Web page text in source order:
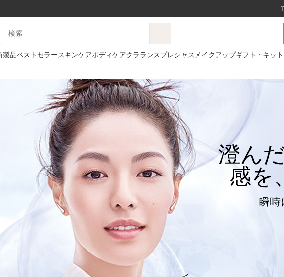
コンテンツへ移動
検索候補
製品ベストセラースキンケアボディケアクラランスプレシャス メイクアップギフト・キット
澄ん
感を
瞬時